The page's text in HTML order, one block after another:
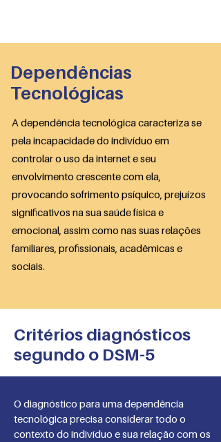
Dependências
Tecnológicas
A dependência tecnológica caracteriza se
pela incapacidade do indivíduo em
controlar o uso da internet e seu
envolvimento crescente com ela,
provocando sofrimento psíquico, prejuízos
significativos na sua saúde física e
emocional, assim como nas suas relações
familiares, profissionais, acadêmicas e
sociais.
Critérios diagnósticos
segundo o DSM-5
O diagnóstico para uma dependência
tecnológica precisa considerar todo o
contexto do indivíduo e sua relação com os